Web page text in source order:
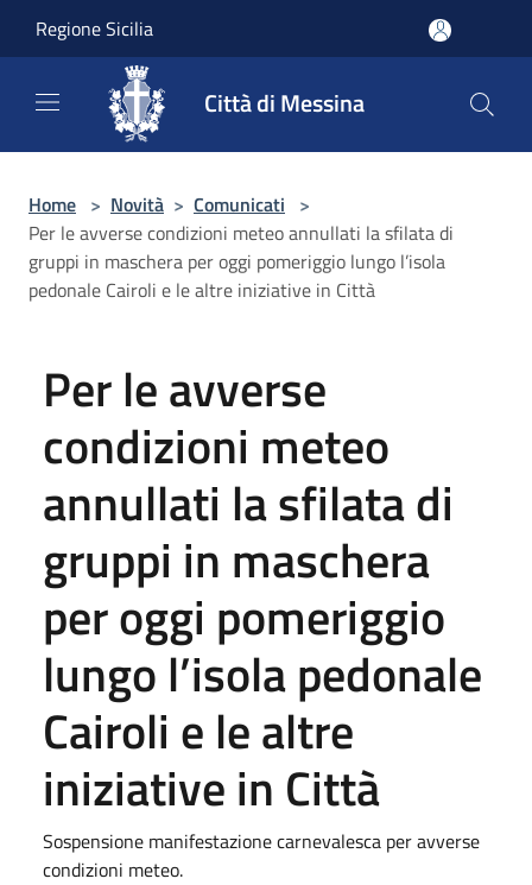
Regione Sicilia
Città di Messina
Home > Novità > Comunicati >
Per le avverse condizioni meteo annullati la sfilata di
gruppi in maschera per oggi pomeriggio lungo l’isola
pedonale Cairoli e le altre iniziative in Città
Per le avverse
condizioni meteo
annullati la sfilata di
gruppi in maschera
per oggi pomeriggio
lungo l’isola pedonale
Cairoli e le altre
iniziative in Città
Sospensione manifestazione carnevalesca per avverse
condizioni meteo.